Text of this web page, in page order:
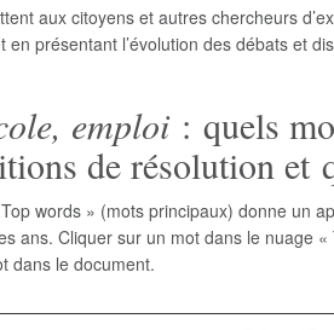
aux citoyens et autres chercheurs
en présentant l’évolution des débats et
emploi : quels
de résolution et
words » (mots principaux) donne un
ans. Cliquer sur un mot dans le nuage
dans le document.